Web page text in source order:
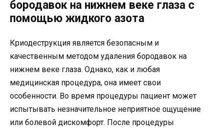
бородавок на нижнем веке глаза с
помощью жидкого азота
Криодеструкция является безопасным и
качественным методом удаления бородавок на
нижнем веке глаза. Однако, как и любая
медицинская процедура, она имеет свои
особенности. Во время процедуры пациент может
испытывать незначительное неприятное ощущение
или болевой дискомфорт. После процедуры